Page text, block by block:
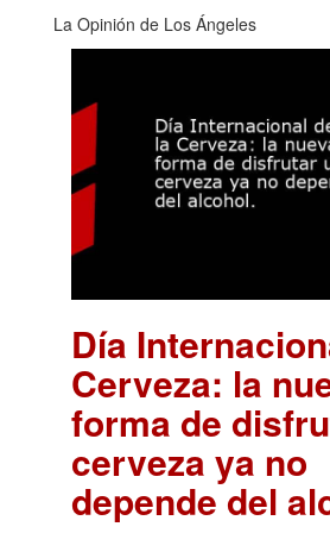
La Opinión de Los Ángeles
Día
Cerveza: la
forma de
cerveza ya no
depende del